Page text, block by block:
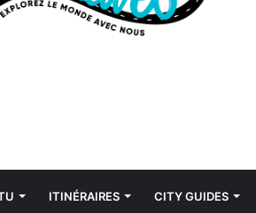
ITINÉRAIRES CITY GUIDES